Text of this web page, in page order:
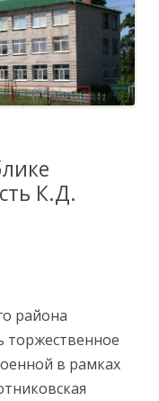
К.Д.
района
торжественное
в рамках